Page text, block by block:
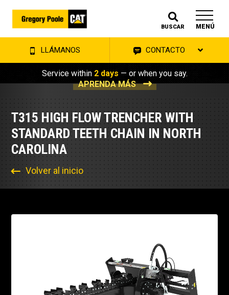
BUSCAR MENÚ
LLÁMANOS CONTACTO
Service within 2 days — or when you say.
APRENDA MÁS
T315 HIGH FLOW TRENCHER WITH
STANDARD TEETH CHAIN IN NORTH
CAROLINA
Volver al inicio